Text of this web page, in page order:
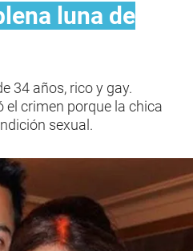
luna de
34 años, rico y gay.
el crimen porque la chica
sexual.